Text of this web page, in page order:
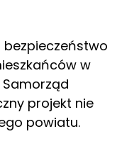
bezpieczeństwo
w
projekt nie
powiatu.